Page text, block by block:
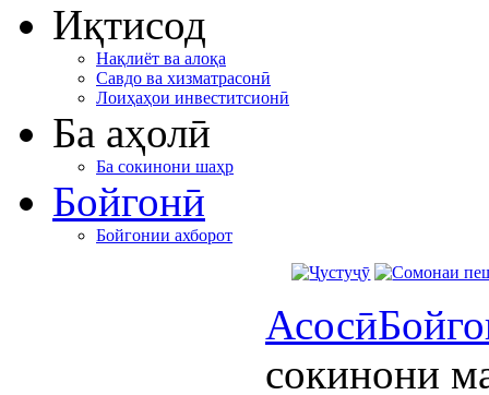
Иқтисод
Нақлиёт ва алоқа
Савдо ва хизматрасонӣ
Лоиҳаҳои инвеститсионӣ
Ба аҳолӣ
Ба сокинони шаҳр
Бойгонӣ
Бойгонии ахборот
Асосӣ
сокинони